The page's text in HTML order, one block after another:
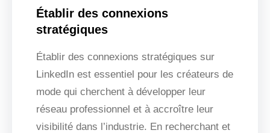
Établir des connexions
stratégiques
Établir des connexions stratégiques sur
LinkedIn est essentiel pour les créateurs de
mode qui cherchent à développer leur
réseau professionnel et à accroître leur
visibilité dans l’industrie. En recherchant et